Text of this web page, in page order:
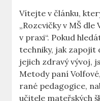
Vítejte v článku,
„Rozcvičky v MŠ
v praxi“. Pokud
techniky, jak zapojit
jejich zdravý vývoj,
Metody paní
rané pedagogice,
učitele mateřských